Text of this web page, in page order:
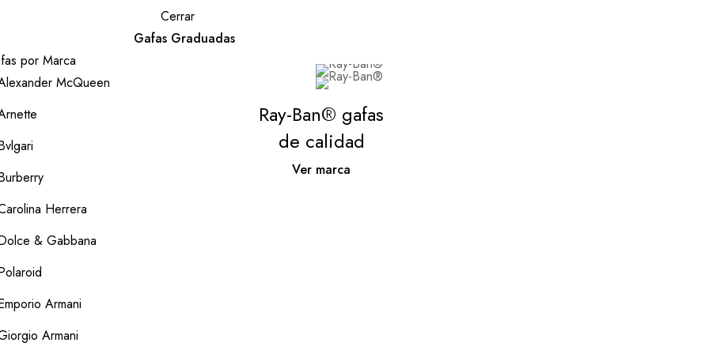
Cerrar
Gafas Graduadas
por Marca
McQueen
Herrera
& Gabbana
Armani
Armani
Ray-Ban® gafas
de calidad
Ver marca